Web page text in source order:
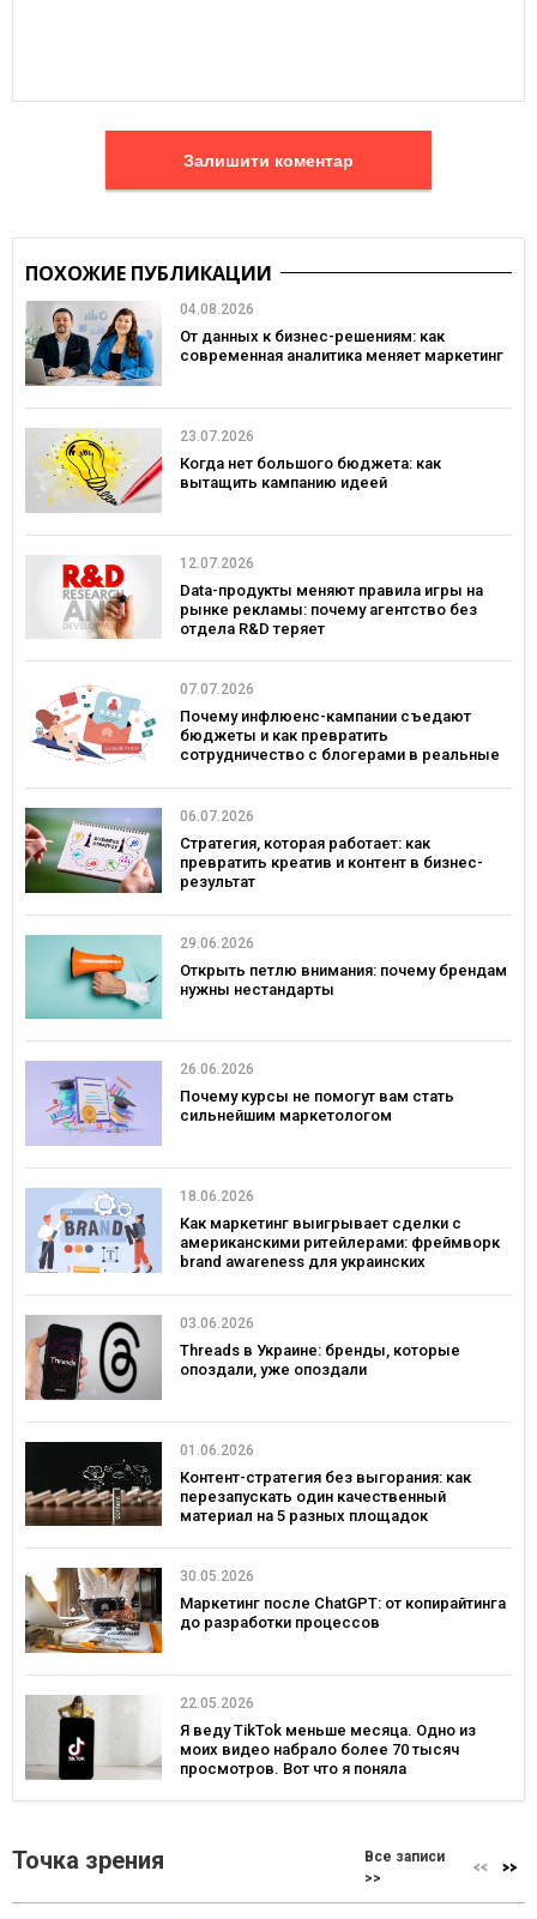
Залишити коментар
ПОХОЖИЕ ПУБЛИКАЦИИ
04.08.2026
От данных к бизнес-решениям: как
современная аналитика меняет маркетинг
23.07.2026
Когда нет большого бюджета: как
вытащить кампанию идеей
12.07.2026
Data-продукты меняют правила игры на
рынке рекламы: почему агентство без
отдела R&D теряет
07.07.2026
Почему инфлюенс-кампании съедают
бюджеты и как превратить
сотрудничество с блогерами в реальные
06.07.2026
Стратегия, которая работает: как
превратить креатив и контент в бизнес-
результат
29.06.2026
Открыть петлю внимания: почему брендам
нужны нестандарты
26.06.2026
Почему курсы не помогут вам стать
сильнейшим маркетологом
18.06.2026
Как маркетинг выигрывает сделки с
американскими ритейлерами: фреймворк
brand awareness для украинских
03.06.2026
Threads в Украине: бренды, которые
опоздали, уже опоздали
01.06.2026
Контент-стратегия без выгорания: как
перезапускать один качественный
материал на 5 разных площадок
30.05.2026
Маркетинг после ChatGPT: от копирайтинга
до разработки процессов
22.05.2026
Я веду TikTok меньше месяца. Одно из
моих видео набрало более 70 тысяч
просмотров. Вот что я поняла
Точка зрения
Все записи
>>